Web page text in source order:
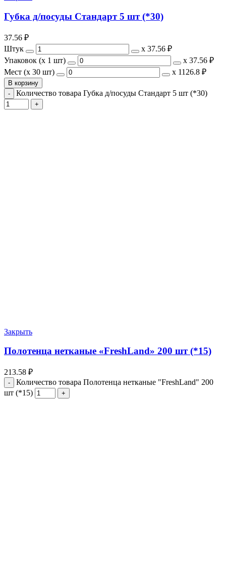
Губка д/посуды Стандарт 5 шт (*30)
37.56 ₽
Штук
х 37.56 ₽
Упаковок (x 1 шт)
х 37.56 ₽
Мест (x 30 шт)
х 1126.8 ₽
В корзину
Количество товара Губка д/посуды Стандарт 5 шт (*30)
Закрыть
Полотенца нетканые «FreshLand» 200 шт (*15)
213.58 ₽
Количество товара Полотенца нетканые "FreshLand" 200
шт (*15)